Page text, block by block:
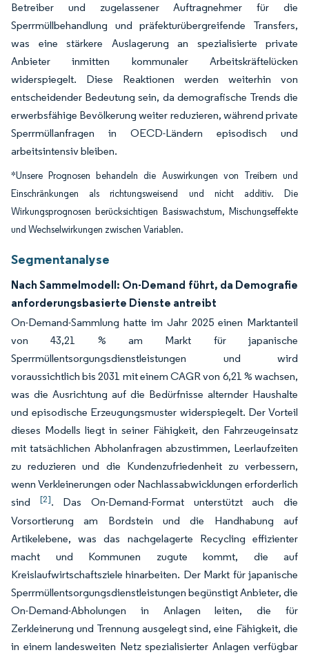
Betreiber und zugelassener Auftragnehmer für die
Sperrmüllbehandlung und präfekturübergreifende Transfers,
was eine stärkere Auslagerung an spezialisierte private
Anbieter inmitten kommunaler Arbeitskräftelücken
widerspiegelt. Diese Reaktionen werden weiterhin von
entscheidender Bedeutung sein, da demografische Trends die
erwerbsfähige Bevölkerung weiter reduzieren, während private
Sperrmüllanfragen in OECD-Ländern episodisch und
arbeitsintensiv bleiben.
*Unsere Prognosen behandeln die Auswirkungen von Treibern und
Einschränkungen als richtungsweisend und nicht additiv. Die
Wirkungsprognosen berücksichtigen Basiswachstum, Mischungseffekte
und Wechselwirkungen zwischen Variablen.
Segmentanalyse
Nach Sammelmodell: On-Demand führt, da Demografie
anforderungsbasierte Dienste antreibt
On-Demand-Sammlung hatte im Jahr 2025 einen Marktanteil
von 43,21 % am Markt für japanische
Sperrmüllentsorgungsdienstleistungen und wird
voraussichtlich bis 2031 mit einem CAGR von 6,21 % wachsen,
was die Ausrichtung auf die Bedürfnisse alternder Haushalte
und episodische Erzeugungsmuster widerspiegelt. Der Vorteil
dieses Modells liegt in seiner Fähigkeit, den Fahrzeugeinsatz
mit tatsächlichen Abholanfragen abzustimmen, Leerlaufzeiten
zu reduzieren und die Kundenzufriedenheit zu verbessern,
wenn Verkleinerungen oder Nachlassabwicklungen erforderlich
sind [2]. Das On-Demand-Format unterstützt auch die
Vorsortierung am Bordstein und die Handhabung auf
Artikelebene, was das nachgelagerte Recycling effizienter
macht und Kommunen zugute kommt, die auf
Kreislaufwirtschaftsziele hinarbeiten. Der Markt für japanische
Sperrmüllentsorgungsdienstleistungen begünstigt Anbieter, die
On-Demand-Abholungen in Anlagen leiten, die für
Zerkleinerung und Trennung ausgelegt sind, eine Fähigkeit, die
in einem landesweiten Netz spezialisierter Anlagen verfügbar